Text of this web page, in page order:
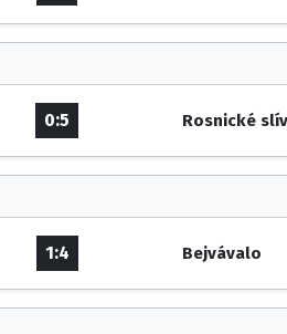
0:5 Rosnické
1:4 Bejvávalo